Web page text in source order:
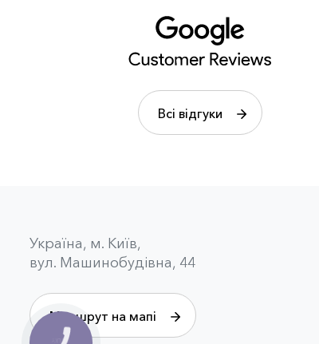
Всі відгуки
Українa, м. Київ,
вул. Машинобудівна, 44
Маршрут на мапі
КНОПКА